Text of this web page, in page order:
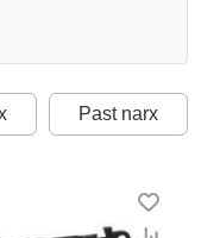
Past narx